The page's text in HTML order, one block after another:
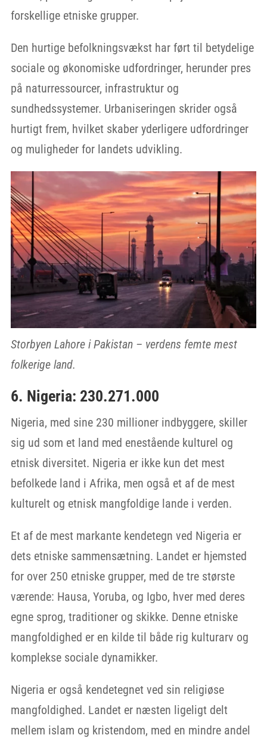
forskellige etniske grupper.
Den hurtige befolkningsvækst har ført til betydelige
sociale og økonomiske udfordringer, herunder pres
på naturressourcer, infrastruktur og
sundhedssystemer. Urbaniseringen skrider også
hurtigt frem, hvilket skaber yderligere udfordringer
og muligheder for landets udvikling.
Storbyen Lahore i Pakistan – verdens femte mest
folkerige land.
6. Nigeria: 230.271.000
Nigeria, med sine 230 millioner indbyggere, skiller
sig ud som et land med enestående kulturel og
etnisk diversitet. Nigeria er ikke kun det mest
befolkede land i Afrika, men også et af de mest
kulturelt og etnisk mangfoldige lande i verden.
Et af de mest markante kendetegn ved Nigeria er
dets etniske sammensætning. Landet er hjemsted
for over 250 etniske grupper, med de tre største
værende: Hausa, Yoruba, og Igbo, hver med deres
egne sprog, traditioner og skikke. Denne etniske
mangfoldighed er en kilde til både rig kulturarv og
komplekse sociale dynamikker.
Nigeria er også kendetegnet ved sin religiøse
mangfoldighed. Landet er næsten ligeligt delt
mellem islam og kristendom, med en mindre andel